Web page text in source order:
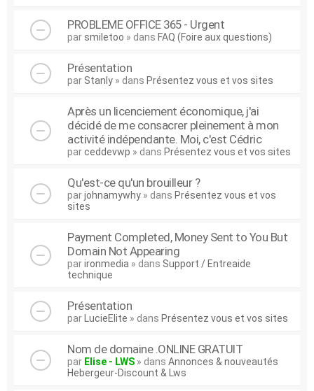
PROBLEME OFFICE 365 - Urgent
par smiletoo » dans FAQ (Foire aux questions)
Présentation
par Stanly » dans Présentez vous et vos sites
Après un licenciement économique, j'ai
décidé de me consacrer pleinement à mon
activité indépendante. Moi, c'est Cédric
parceddevwp » dans Présentez vous et vos sites
Qu'est-ce qu'un brouilleur ?
parjohnamywhy » dans Présentez vous et vos
sites
Payment Completed, Money Sent to You But
Domain Not Appearing
parironmedia » dans Support / Entreaide
technique
Présentation
par LucieElite » dans Présentez vous et vos sites
Nom de domaine .ONLINE GRATUIT
par Elise - LWS » dans Annonces & nouveautés
Hebergeur-Discount & Lws